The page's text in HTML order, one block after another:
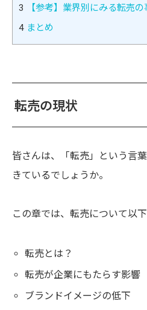
3
【参考】業界別にみる転売の
4 まとめ
転売の現状
皆さんは、「転売」という言
きているでしょうか。
この章では、転売について以
転売とは？
転売が企業にもたらす影響
ブランドイメージの低下